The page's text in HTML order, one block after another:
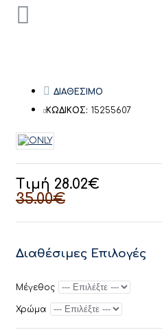
Τιμή 28.02€
35.00€
ΔΙΑΘΕΣΙΜΟ
ΚΩΔΙΚΟΣ: 15255607
Διαθέσιμες Επιλογές
Μέγεθος
Χρώμα